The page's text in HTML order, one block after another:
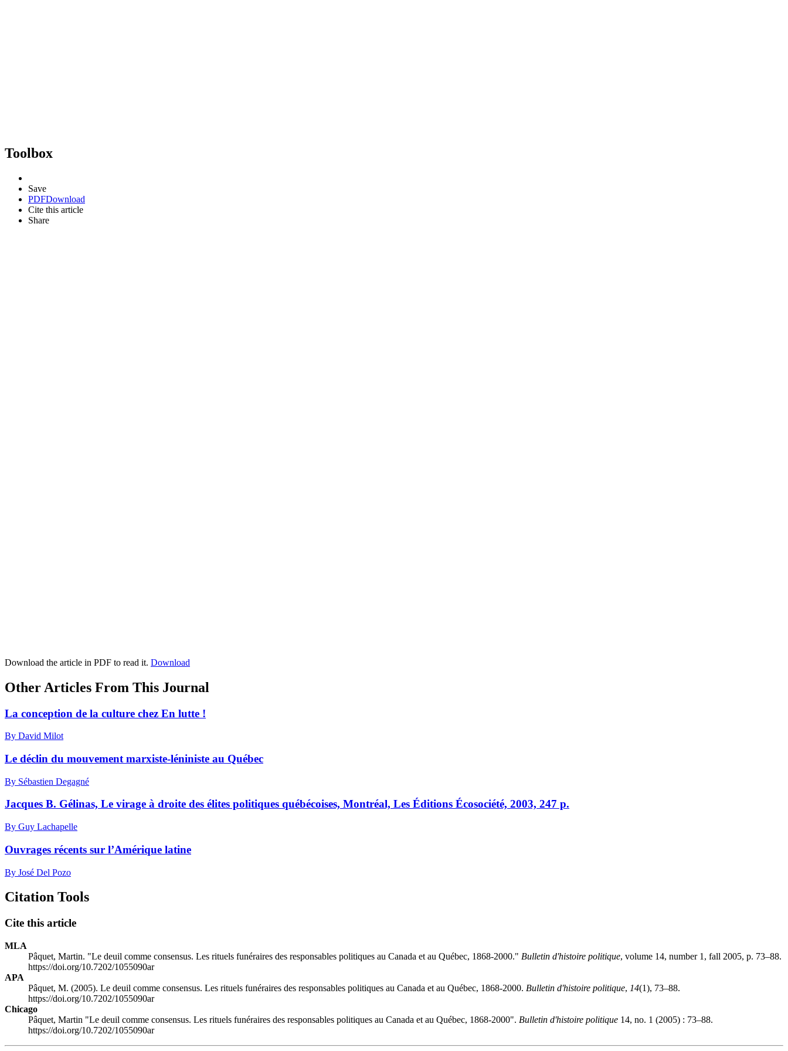
Toolbox
Save
PDFDownload
Cite this article
Share
Download the article in PDF to read it. Download
Other Articles From This Journal
La conception de la culture chez En lutte !
By David Milot
Le déclin du mouvement marxiste-léniniste au Québec
By Sébastien Degagné
Jacques B. Gélinas, Le virage à droite des élites politiques québécoises, Montréal, Les Éditions Écosociété, 2003, 247 p.
By Guy Lachapelle
Ouvrages récents sur l’Amérique latine
By José Del Pozo
Citation Tools
Cite this article
MLA
Pâquet, Martin. "Le deuil comme consensus. Les rituels funéraires des responsables politiques au Canada et au Québec, 1868-2000." Bulletin d'histoire politique, volume 14, number 1, fall 2005, p. 73–88.
https://doi.org/10.7202/1055090ar
APA
Pâquet, M. (2005). Le deuil comme consensus. Les rituels funéraires des responsables politiques au Canada et au Québec, 1868-2000. Bulletin d'histoire politique, 14(1), 73–88.
https://doi.org/10.7202/1055090ar
Chicago
Pâquet, Martin "Le deuil comme consensus. Les rituels funéraires des responsables politiques au Canada et au Québec, 1868-2000". Bulletin d'histoire politique 14, no. 1 (2005) : 73–88.
https://doi.org/10.7202/1055090ar